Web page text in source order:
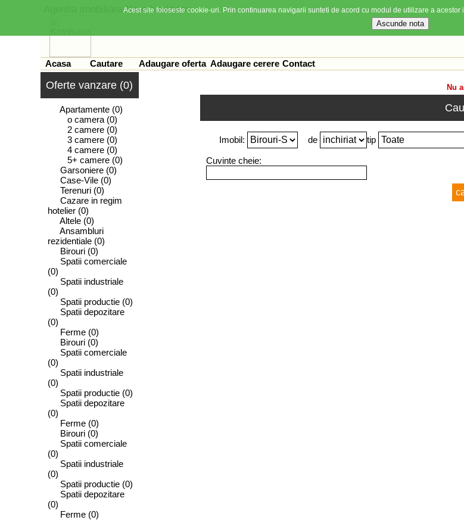
Agentia imobiliaraKronbusiness
Acasa Cautare Adaugare oferta Adaugare cerere Contact
Oferte vanzare (0)
Apartamente(0)
o camera(0)
2 camere(0)
3 camere(0)
4 camere(0)
5+ camere(0)
Garsoniere(0)
Case-Vile(0)
Terenuri(0)
Cazare in regim
hotelier(0)
Altele(0)
Ansambluri
rezidentiale(0)
Birouri(0)
Spatii comerciale
(0)
Spatii industriale
(0)
Spatii productie(0)
Spatii depozitare
(0)
Ferme(0)
Birouri(0)
Spatii comerciale
(0)
Spatii industriale
(0)
Spatii productie(0)
Spatii depozitare
(0)
Ferme(0)
Birouri(0)
Spatii comerciale
(0)
Spatii industriale
(0)
Spatii productie(0)
Spatii depozitare
(0)
Ferme(0)
Nu
Imobil: de tip
Cuvinte cheie:
Acest site foloseste cookie-uri. Prin continuarea navigarii sunteti de acord cu modul de utilizare a